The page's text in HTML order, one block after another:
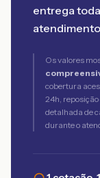
entrega
Os valores
cobertura
24h,
detalhada de
durante o